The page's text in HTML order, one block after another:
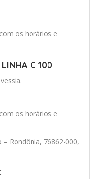
os horários e
C 100
os horários e
– Rondônia, 76862-000,